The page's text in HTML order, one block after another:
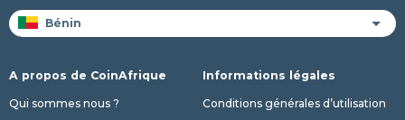
A propos de CoinAfrique
Qui sommes nous ?
Informations légales
Conditions générales d’utilisation